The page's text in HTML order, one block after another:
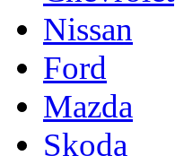
Nissan
Ford
Mazda
Skoda